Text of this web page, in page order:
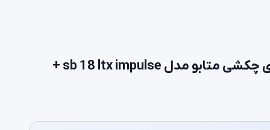
دریل پیچ گوشتی شارژی چکشی متابو مدل sb 18 ltx impulse +